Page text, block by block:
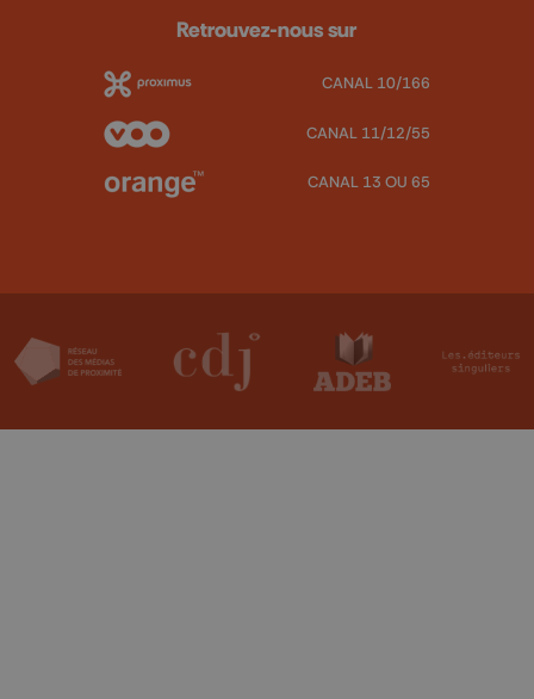
Retrouvez-nous sur
CANAL 10/166
CANAL 11/12/55
CANAL 13 OU 65